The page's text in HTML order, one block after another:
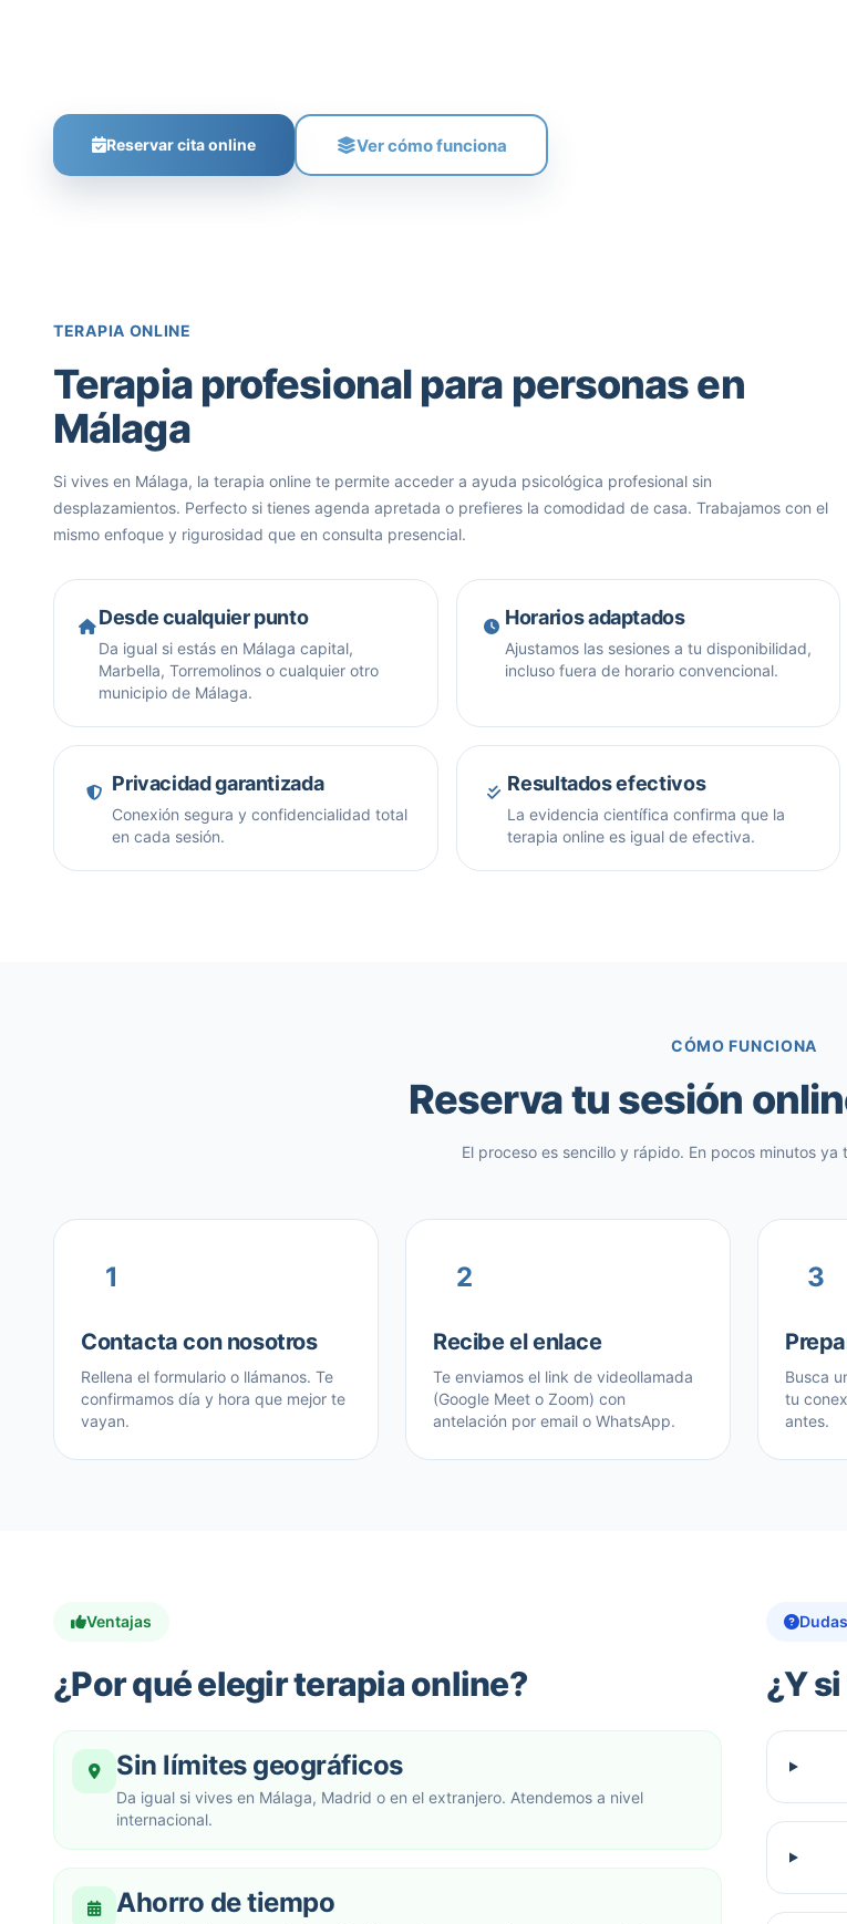
Reservar cita online Ver cómo funciona
TERAPIA ONLINE
Terapia profesional para personas en
Málaga
Si vives en Málaga, la terapia online te permite acceder a ayuda psicológica profesional sin
desplazamientos. Perfecto si tienes agenda apretada o prefieres la comodidad de casa. Trabajamos con el
mismo enfoque y rigurosidad que en consulta presencial.
Desde cualquier punto
Da igual si estás en Málaga capital,
Marbella, Torremolinos o cualquier otro
municipio de Málaga.
Horarios adaptados
Ajustamos las sesiones a tu disponibilidad,
incluso fuera de horario convencional.
Privacidad garantizada
Conexión segura y confidencialidad total
en cada sesión.
Resultados efectivos
La evidencia científica confirma que la
terapia online es igual de efectiva.
CÓMO FUNCIONA
Reserva tu sesión
El proceso es sencillo y rápido. En pocos minutos
1
Contacta con nosotros
Rellena el formulario o llámanos. Te
confirmamos día y hora que mejor te
vayan.
2
Recibe el enlace
Te enviamos el link de videollamada
(Google Meet o Zoom) con
antelación por email o WhatsApp.
3
Busca
tu
antes.
Ventajas
¿Por qué elegir terapia online?
Sin límites geográficos
Da igual si vives en Málaga, Madrid o en el extranjero. Atendemos a nivel
internacional.
Ahorro de tiempo
¿Y